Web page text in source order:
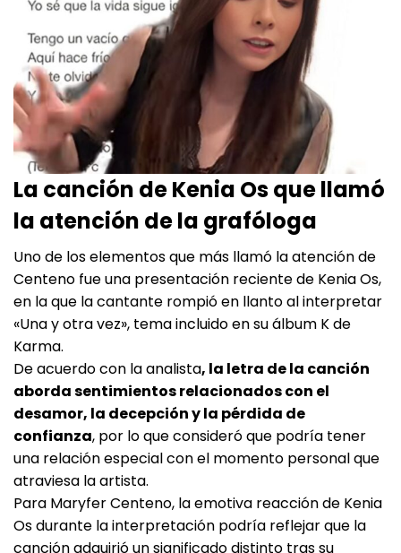
La canción de Kenia Os que llamó
la atención de la grafóloga
Uno de los elementos que más llamó la atención de
Centeno fue una presentación reciente de Kenia Os,
en la que la cantante rompió en llanto al interpretar
«Una y otra vez», tema incluido en su álbum K de
Karma.
De acuerdo con la analista, la letra de la canción
aborda sentimientos relacionados con el
desamor, la decepción y la pérdida de
confianza, por lo que consideró que podría tener
una relación especial con el momento personal que
atraviesa la artista.
Para Maryfer Centeno, la emotiva reacción de Kenia
Os durante la interpretación podría reflejar que la
canción adquirió un significado distinto tras su